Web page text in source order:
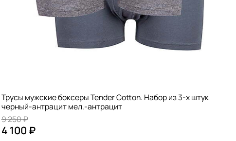
Трусы мужские боксеры Tender Cotton. Набор из 3-х штук
черный-антрацит мел.-антрацит
9 250 ₽
4 100 ₽